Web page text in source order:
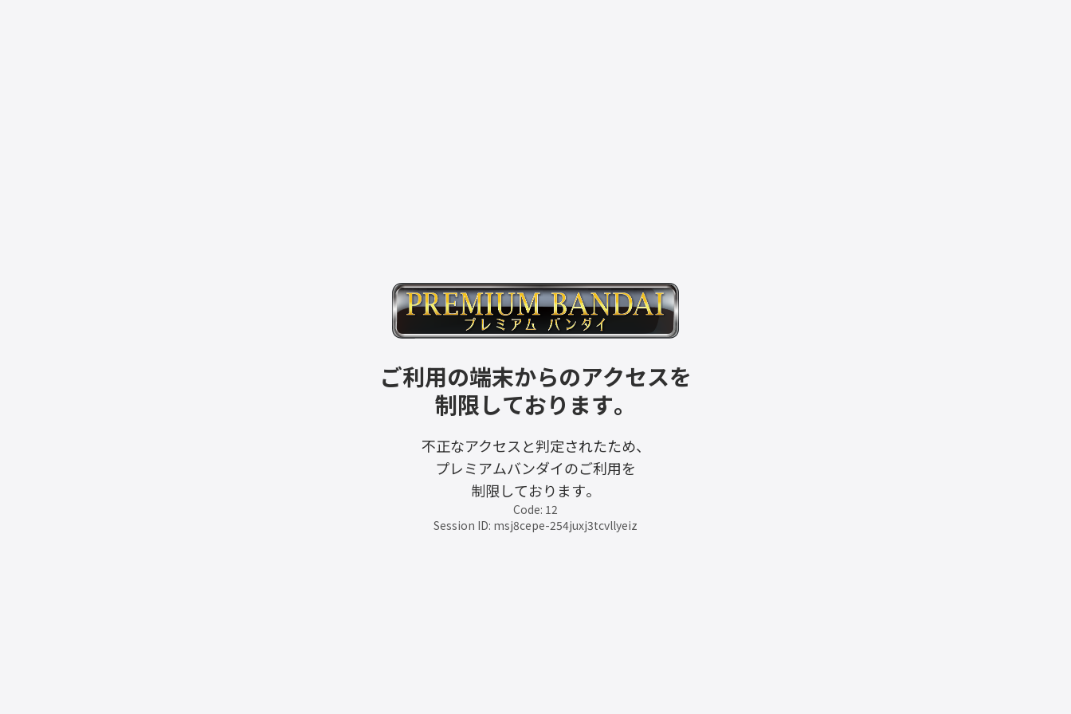
ご利用の端末からのアクセスを
制限しております。
不正なアクセスと判定されたため、
プレミアムバンダイのご利用を
制限しております。
Code: 12
Session ID: msj8cepe-254juxj3tcvllyeiz